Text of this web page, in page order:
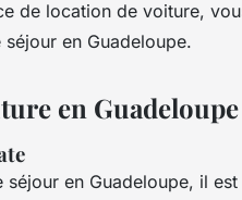
de location de voiture,
en Guadeloupe.
en Guadeloupe
en Guadeloupe, il